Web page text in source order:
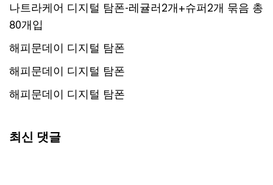
나트라케어 디지털 탐폰-레귤러2개+슈퍼2개 묶음 총
80개입
해피문데이 디지털 탐폰
해피문데이 디지털 탐폰
해피문데이 디지털 탐폰
최신 댓글